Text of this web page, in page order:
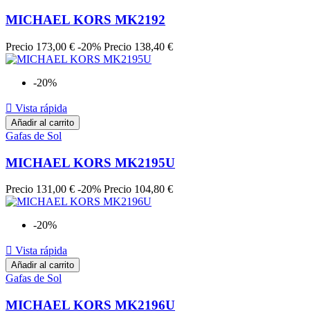
MICHAEL KORS MK2192
Precio 173,00 € -20% Precio 138,40 €
-20%
 Vista rápida
Añadir al carrito
Gafas de Sol
MICHAEL KORS MK2195U
Precio 131,00 € -20% Precio 104,80 €
-20%
 Vista rápida
Añadir al carrito
Gafas de Sol
MICHAEL KORS MK2196U